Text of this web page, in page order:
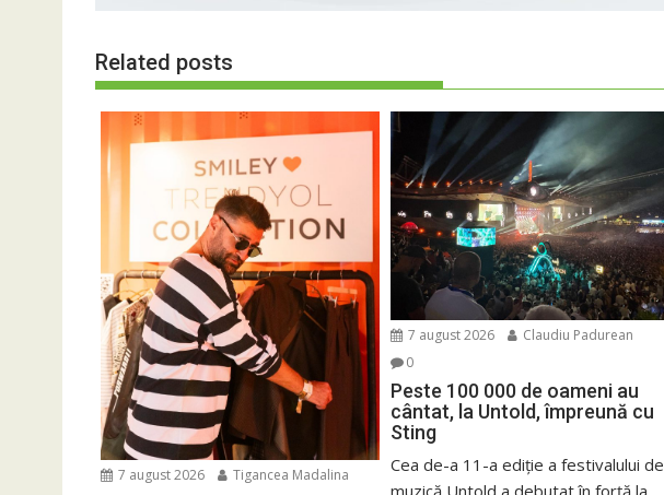
Related posts
7 august 2026
Tigancea Madalina
7 august 2026
Claudiu Padurean
0
Peste 100 000 de oameni au
cântat, la Untold, împreună cu
Sting
Cea de-a 11-a ediție a festivalului de